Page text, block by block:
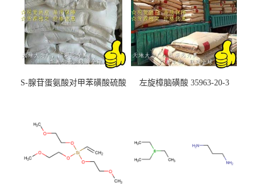
S-腺苷蛋氨酸对甲苯磺酸硫酸
左旋樟脑磺酸 35963-20-3